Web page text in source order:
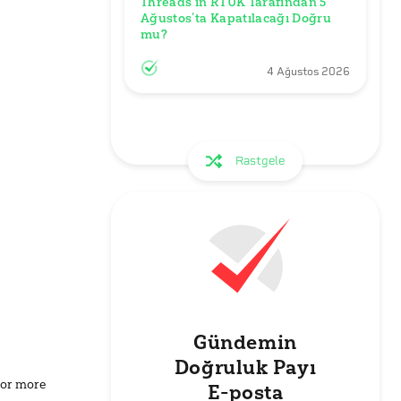
more
Ağustos’ta Kapatılacağı Doğru
mu?
4 Ağustos 2026
Rastgele
Gündemin
Doğruluk Payı
E-posta